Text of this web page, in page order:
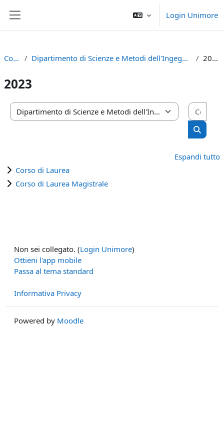
Login Unimore
Corsi Dipartimento di Scienze e Metodi dell'Ingegneria 2023
2023
Categorie di corso
Cerca
Espandi tutto
Corso di Laurea
Corso di Laurea Magistrale
Non sei collegato. (Login Unimore)
Ottieni l'app mobile
Passa al tema standard
Informativa Privacy
Powered by Moodle